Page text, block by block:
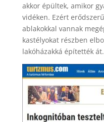
akkor épültek, amikor
vidéken. Ezért
ablakokkal vannak
kastélyokat részben
lakóházakká építették át.